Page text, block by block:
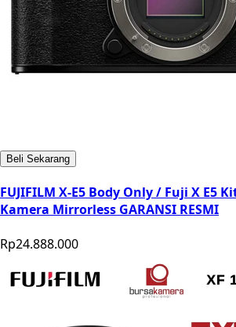
Beli Sekarang
FUJIFILM X-E5 Body Only / Fuji X E5
Kamera Mirrorless GARANSI RESMI
Rp24.888.000